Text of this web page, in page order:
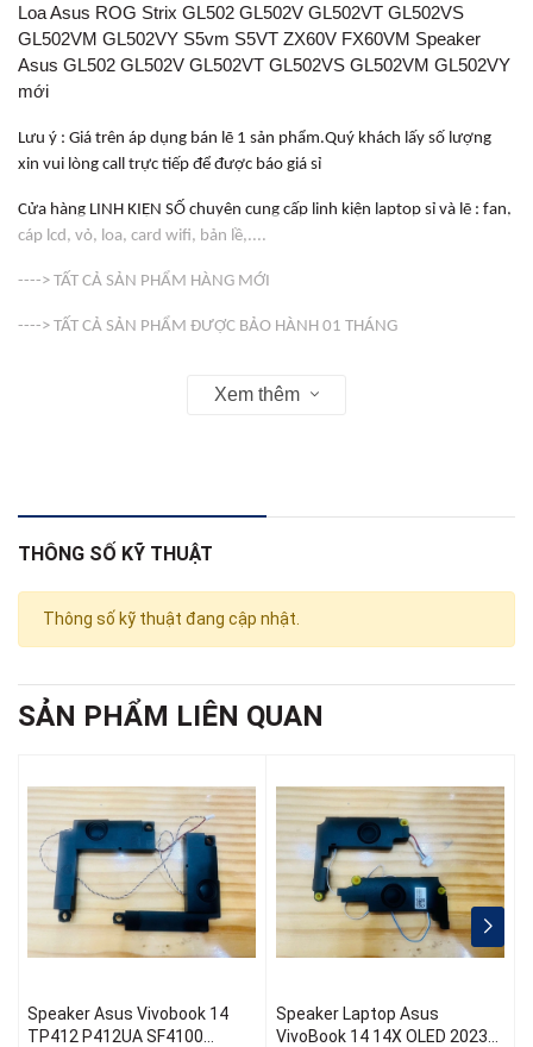
Loa Asus ROG Strix GL502 GL502V GL502VT GL502VS
GL502VM GL502VY S5vm S5VT ZX60V FX60VM Speaker
Asus GL502 GL502V GL502VT GL502VS GL502VM GL502VY
mới
Lưu ý : Giá trên áp dụng bán lẽ 1 sản phẩm.Quý khách lấy số lượng
xin vui lòng call trực tiếp để được báo giá sỉ
Cửa hàng LINH KIỆN SỐ chuyên cung cấp linh kiện laptop sỉ và lẽ : fan,
cáp lcd, vỏ, loa, card wifi, bản lề,....
----> TẤT CẢ SẢN PHẨM HÀNG MỚI
----> TẤT CẢ SẢN PHẨM ĐƯỢC BẢO HÀNH 01 THÁNG
Xem thêm
THÔNG SỐ KỸ THUẬT
Thông số kỹ thuật đang cập nhật.
SẢN PHẨM LIÊN QUAN
Speaker Asus Vivobook 14
TP412 P412UA SF4100
Speaker Laptop Asus
VivoBook 14 14X OLED 2023